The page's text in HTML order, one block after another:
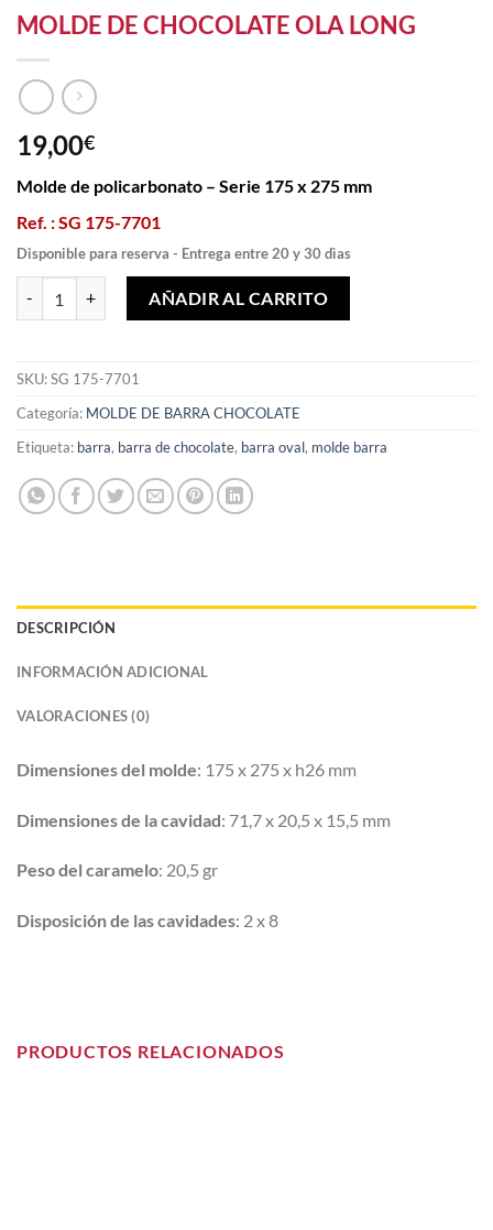
MOLDE DE CHOCOLATE OLA LONG
19,00€
Molde de policarbonato – Serie 175 x 275 mm
Ref. : SG 175-7701
Disponible para reserva - Entrega entre 20 y 30 dìas
MOLDE DE CHOCOLATE OLA LONG cantidad
AÑADIR AL CARRITO
SKU:SG 175-7701
Categoría: MOLDE DE BARRA CHOCOLATE
Etiqueta: barra, barra de chocolate, barra oval, molde barra
DESCRIPCIÓN
INFORMACIÓN ADICIONAL
VALORACIONES (0)
Dimensiones del molde: 175 x 275 x h26 mm
Dimensiones de la cavidad: 71,7 x 20,5 x 15,5 mm
Peso del caramelo: 20,5 gr
Disposición de las cavidades: 2 x 8
PRODUCTOS RELACIONADOS